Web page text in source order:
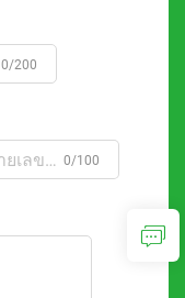
0/200
0/100